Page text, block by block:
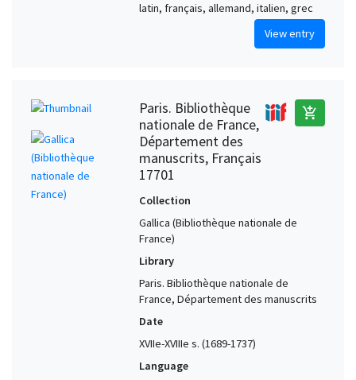
latin, français, allemand, italien, grec
View entry
Paris. Bibliothèque
nationale de France,
Département des
manuscrits, Français
17701
add_shopping_cart
Collection
Gallica (Bibliothèque nationale de
France)
Library
Paris. Bibliothèque nationale de
France, Département des manuscrits
Date
XVIIe-XVIIIe s. (1689-1737)
Language